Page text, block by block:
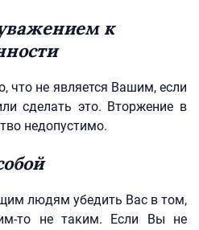
к
что не является Вашим, если
сделать это. Вторжение в
недопустимо.
людям убедить Вас в том,
то не таким. Если Вы не